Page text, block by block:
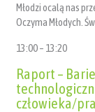
Młodzi ocalą nas
Oczyma Młodych.
13:00 – 13:20
Raport –
człowieka/